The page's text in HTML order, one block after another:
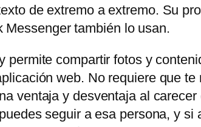
de extremo a extremo. Su
también lo usan.
permite compartir fotos y
web. No requiere que
ventaja y desventaja al
seguir a esa persona, y